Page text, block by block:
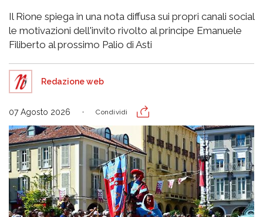
Il Rione spiega in una nota diffusa sui propri canali social
le motivazioni dell'invito rivolto al principe Emanuele
Filiberto al prossimo Palio di Asti
Redazione web
07 Agosto 2026 Condividi